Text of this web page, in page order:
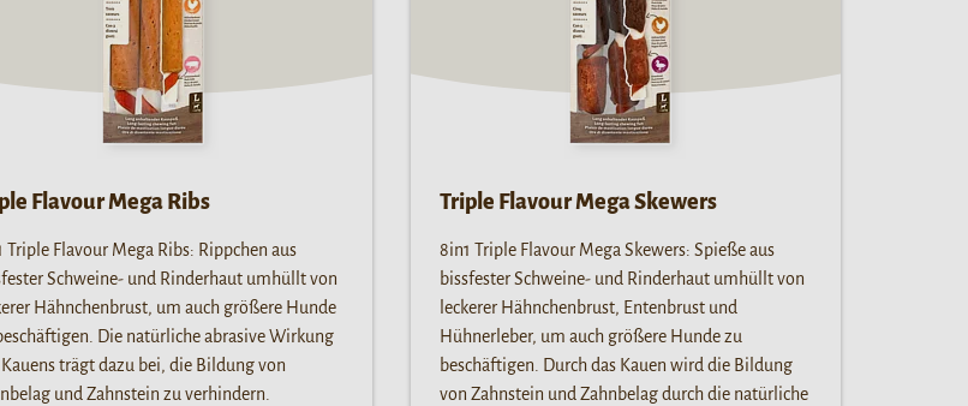
Flavour Mega Ribs
Triple Flavour Mega Ribs: Rippchen aus
Schweine- und Rinderhaut umhüllt von
Hähnchenbrust, um auch größere Hunde
Die natürliche abrasive Wirkung
Kauens trägt dazu bei, die Bildung von
und Zahnstein zu verhindern.
Triple Flavour Mega Skewers
8in1 Triple Flavour Mega Skewers: Spieße aus
bissfester Schweine- und Rinderhaut umhüllt von
leckerer Hähnchenbrust, Entenbrust und
Hühnerleber, um auch größere Hunde zu
beschäftigen. Durch das Kauen wird die Bildung
von Zahnstein und Zahnbelag durch die natürliche